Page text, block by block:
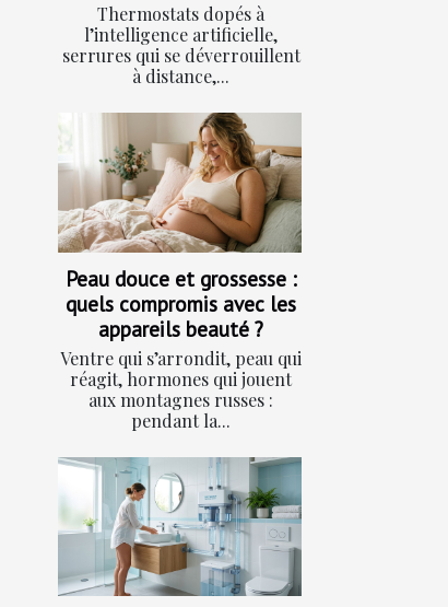
Thermostats dopés à
l’intelligence artificielle,
serrures qui se déverrouillent
à distance,...
Peau douce et grossesse :
quels compromis avec les
appareils beauté ?
Ventre qui s’arrondit, peau qui
réagit, hormones qui jouent
aux montagnes russes :
pendant la...